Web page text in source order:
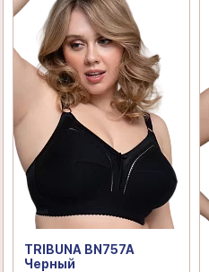
TRIBUNA BN757A
Черный